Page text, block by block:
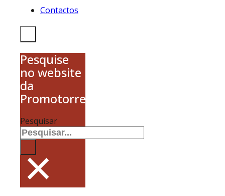
Contactos
Pesquise
no website
da
Promotorres
Pesquisar
×